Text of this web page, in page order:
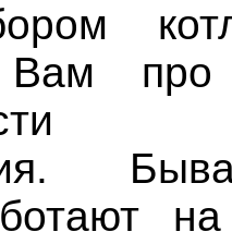
Вам про